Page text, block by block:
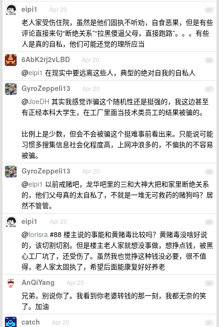
85
eipi1 Apr 20
老人家受伤住院，虽然是他们固执不听劝，自食恶果，但是有些
评论直接来句“断绝关系”“拉黑傻逼父母，直接跑路”。。。有些
人是真的自私，他们可能还觉的理所应当
86
6AbK2rj2vLBD Apr 20
@eipi1 在现实中要远离这些人，典型的绝对自我的自私人
87
GyroZeppeli13 Apr 20
@JoeDH 其实我感觉诈骗这个随机性还是挺强的，我这边甚至
有正经本科大学生，在工厂里面当技术类员工的结果被骗的。
比例上是少数，但会不会被骗这个挺难事前看出来。只能说可能
习惯多搜集信息社会化程度高，上网冲浪多的，不偏执的不容易
被骗。
88
GyroZeppeli13 Apr 20
@eipi1 以前戒赌吧，龙华吧里的三和大神大把和家里断绝关系
的，他们父母真的太自私了，不就是一堆无可救药的赌狗吗？居
然不管管。
89
eipi1 Apr 20
@forisra #88 楼主说的事能和黄赌毒比较吗？黄赌毒没啥好说
的，该切割切割。但是楼主老人家就想没事做，想挣点钱，被黑
心工厂坑了，还受伤了。虽然我也觉挣这种钱没必要，很不值
得，老人家太固执了，希望后面能康复好好养老
90
AnQiYang Apr 20
兄弟，别说你了。我看到你老婆转钱的那一刻，我都无奈的笑
了。加油
91
catch Apr 20